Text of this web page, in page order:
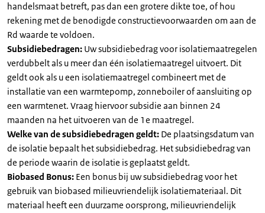
handelsmaat betreft, pas dan een grotere dikte toe, of hou
rekening met de benodigde constructievoorwaarden om aan de
Rd waarde te voldoen.
Subsidiebedragen: Uw subsidiebedrag voor isolatiemaatregelen
verdubbelt als u meer dan één isolatiemaatregel uitvoert. Dit
geldt ook als u een isolatiemaatregel combineert met de
installatie van een warmtepomp, zonneboiler of aansluiting op
een warmtenet. Vraag hiervoor subsidie aan binnen 24
maanden na het uitvoeren van de 1e maatregel.
Welke van de subsidiebedragen geldt: De plaatsingsdatum van
de isolatie bepaalt het subsidiebedrag. Het subsidiebedrag van
de periode waarin de isolatie is geplaatst geldt.
Biobased Bonus: Een bonus bij uw subsidiebedrag voor het
gebruik van biobased milieuvriendelijk isolatiemateriaal. Dit
materiaal heeft een duurzame oorsprong, milieuvriendelijk